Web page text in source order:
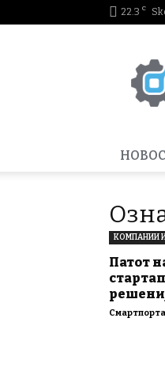
22.3 C
КОМПАНИИ
Патот